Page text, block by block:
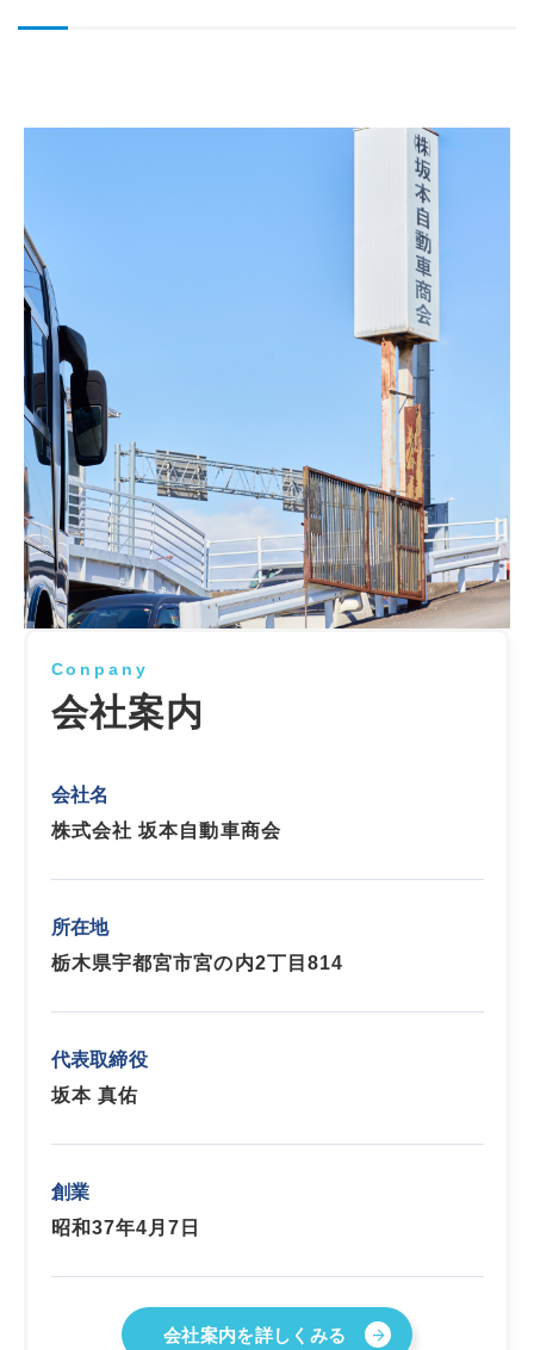
Conpany
会社案内
会社名
株式会社 坂本自動車商会
所在地
栃木県宇都宮市宮の内2丁目814
代表取締役
坂本 真佑
創業
昭和37年4月7日
会社案内を詳しくみる